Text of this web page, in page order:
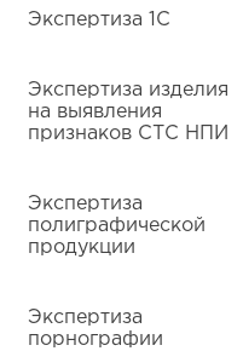
Экспертиза 1С
Экспертиза изделия
на выявления
признаков СТС НПИ
Экспертиза
полиграфической
продукции
Экспертиза
порнографии